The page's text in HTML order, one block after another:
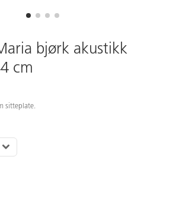
bjørk akustikk
cm
sitteplate.